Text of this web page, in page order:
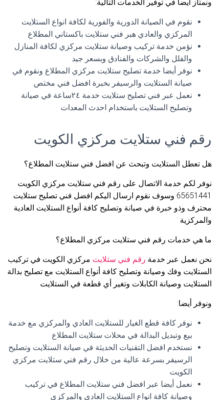
ونمتاز أيضا في توفير الخدمات التالية:
نقوم في الصيانة الدورية والفورية لكافة انواع الستلايت
المركزي والعادي هبر فني ستلايت باكستاني المطلاع
نؤمن خدمة تركيب وصيانة ستلايت مركزي لكافة المنازل
والفلل والشركات والفنادق وبسعر جيد
نوفر أيضا خدمة تصليح ستلايت مركزي المطلاع ونقوم في
صيانة الستلايت والرسيفر بخبرة افضل فني مختص
نعمل عبر فني تصليح ستلايت خدمة ٢٤ساعة في صيانة
وتصليح الستلايت باستخدام احدث المعدات
رقم فني ستلايت مركزي الكويت
هل تعطل الستلايت وتبحث عن افضل فني ستلايت المطلاع؟
نوفر لكم خدمة الاتصال على رقم فني ستلايت مركزي الكويت
65651441 وسوف نقوم ارسال اليكم افضل فني تصليح ستلايت
محترف وذو خبرة في صيانة وتصليح كافة أنواع الستلايت العادية
والمركزية
ما هي خدمات رقم فني ستلايت مركزي المطلاع؟
نحن نعمل عبر خدمة رقم فني ستلايت مركزي الكويت في تركيب
الستلايت وفك وصيانة وتصليح كافة أنواع الستلايت مع تصليح بدالة
الستلايت وصيانة الكابلات وتغير أي قطعة في الستلايت
ونوفر أيضا:
نوفر كافة قطع الغيار للستلايت العادي والمركزي مع خدمة
بيع وتبديل البدالة في محلات ستلايت المطلاع
نستخدم افضل التقنيات الحديثة في صيانة الستلايت وتصليح
الرسيفر بسرعة عالية من خلال رقم فني ستلايت مركزي
الكويت
نعمل أيضا عبر افضل فني ستلايت المطلاع في تركيب
وصيانة كافة انواع الستلايت العادي والمركزي